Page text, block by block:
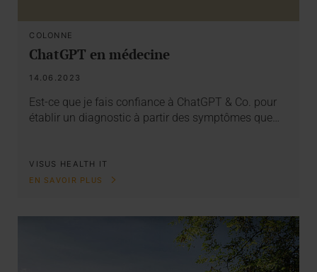
COLONNE
ChatGPT en médecine
14.06.2023
Est-ce que je fais confiance à ChatGPT & Co. pour
établir un diagnostic à partir des symptômes que…
VISUS HEALTH IT
EN SAVOIR PLUS